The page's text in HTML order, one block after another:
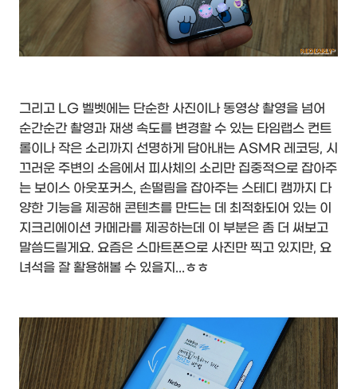
그리고 LG 벨벳에는 단순한 사진이나 동영상 촬영을 넘어
순간순간 촬영과 재생 속도를 변경할 수 있는 타임랩스 컨트
롤이나 작은 소리까지 선명하게 담아내는 ASMR 레코딩, 시
끄러운 주변의 소음에서 피사체의 소리만 집중적으로 잡아주
는 보이스 아웃포커스, 손떨림을 잡아주는 스테디 캠까지 다
양한 기능을 제공해 콘텐츠를 만드는 데 최적화되어 있는 이
지크리에이션 카메라를 제공하는데 이 부분은 좀 더 써보고
말씀드릴게요. 요즘은 스마트폰으로 사진만 찍고 있지만, 요
녀석을 잘 활용해볼 수 있을지...ㅎㅎ